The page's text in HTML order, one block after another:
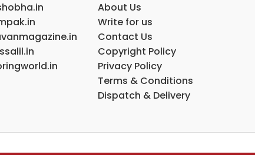
About Us
Write for us
Contact Us
Copyright Policy
Privacy Policy
Terms & Conditions
Dispatch & Delivery